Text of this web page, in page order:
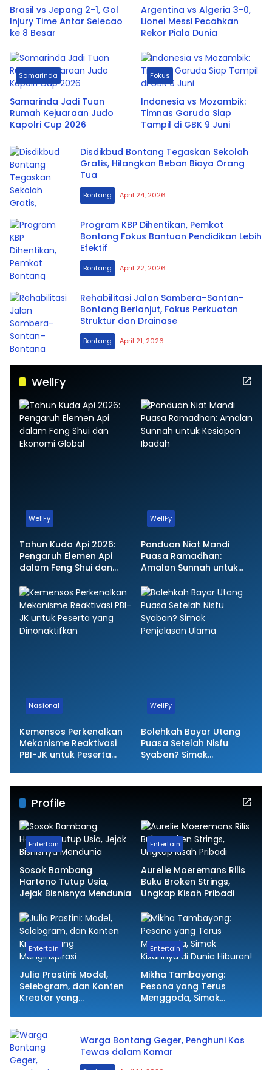
Brasil vs Jepang 2-1, Gol
Injury Time Antar Selecao
ke 8 Besar
Argentina vs Algeria 3-0,
Lionel Messi Pecahkan
Rekor Piala Dunia
Samarinda
Samarinda Jadi Tuan
Rumah Kejuaraan Judo
Kapolri Cup 2026
Fokus
Indonesia vs Mozambik:
Timnas Garuda Siap
Tampil di GBK 9 Juni
Disdikbud Bontang Tegaskan Sekolah
Gratis, Hilangkan Beban Biaya Orang
Tua
Bontang April 24, 2026
Program KBP Dihentikan, Pemkot
Bontang Fokus Bantuan Pendidikan Lebih
Efektif
Bontang April 22, 2026
Rehabilitasi Jalan Sambera–Santan–
Bontang Berlanjut, Fokus Perkuatan
Struktur dan Drainase
Bontang April 21, 2026
WellFy
WellFy
Tahun Kuda Api 2026:
Pengaruh Elemen Api
dalam Feng Shui dan
WellFy
Panduan Niat Mandi
Puasa Ramadhan:
Amalan Sunnah untuk
Nasional
Kemensos Perkenalkan
Mekanisme Reaktivasi
PBI-JK untuk Peserta
WellFy
Bolehkah Bayar Utang
Puasa Setelah Nisfu
Syaban? Simak
Profile
Entertain
Sosok Bambang
Hartono Tutup Usia,
Jejak Bisnisnya Mendunia
Entertain
Aurelie Moeremans Rilis
Buku Broken Strings,
Ungkap Kisah Pribadi
Entertain
Julia Prastini: Model,
Selebgram, dan Konten
Kreator yang
Entertain
Mikha Tambayong:
Pesona yang Terus
Menggoda, Simak
Warga Bontang Geger, Penghuni Kos
Tewas dalam Kamar